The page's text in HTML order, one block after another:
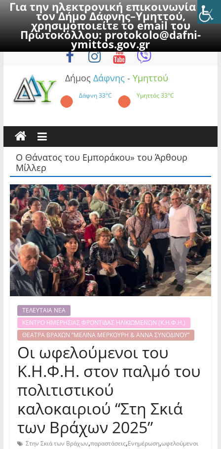
Για την ηλεκτρονική επικοινωνία με
τον Δήμο Δάφνης–Υμηττού,
χρησιμοποιείτε το email του
Πρωτοκόλλου:protokolo@dafni-
ymittos.gov.gr
to
Σάββατο, 8 Αυγούστου 2026
Δήμος Δάφνης - Υμηττού
Δάφνη33°C Υμηττός33°C
Ο Θάνατος του Εμποράκου» του Άρθουρ
Μίλλερ
ΤΕΛΕΥΤΑΙΑ ΝΕΑ
ΚΕΝΤΡΟ ΗΜΕΡΗΣΙΑΣ ΦΡΟΝΤΙΔΑΣ ΗΛΙΚΙΩΜΕΝΩΝ (Κ.Η.Φ.Η.)
ΘΕΑΤΡΑ ΒΡΑΧΩΝ “ΜΕΛΙΝΑ ΜΕΡΚΟΥΡΗ & ΑΝΝΑ ΣΥΝΟΔΙΝΟΥ”
Οι ωφελούμενοι του
Κ.Η.Φ.Η. στον παλμό του
πολιτιστικού
καλοκαιριού “Στη Σκιά
των Βράχων 2025”
Στην Σκιά των Βράχων,παραστάσεις,Ενημέρωση,ωφελούμενοι